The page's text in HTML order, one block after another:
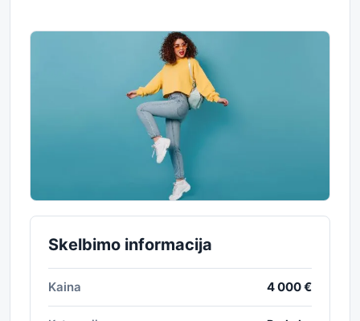
Skelbimo informacija
Kaina 4 000 €